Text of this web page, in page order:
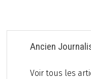
Ancien
Voir tous les